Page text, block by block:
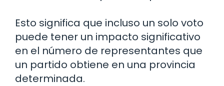
Esto significa que incluso un solo voto
puede tener un impacto significativo
en el número de representantes que
un partido obtiene en una provincia
determinada.